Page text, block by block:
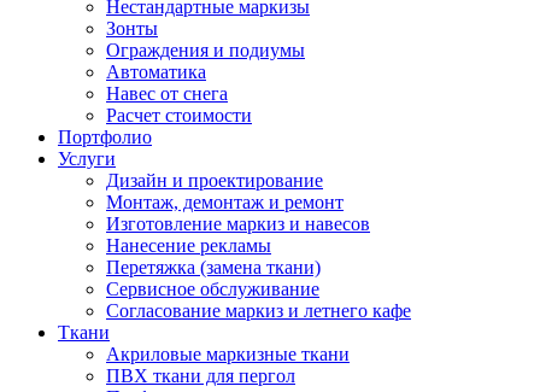
Нестандартные маркизы
Зонты
Ограждения и подиумы
Автоматика
Навес от снега
Расчет стоимости
Портфолио
Услуги
Дизайн и проектирование
Монтаж, демонтаж и ремонт
Изготовление маркиз и навесов
Нанесение рекламы
Перетяжка (замена ткани)
Сервисное обслуживание
Согласование маркиз и летнего кафе
Ткани
Акриловые маркизные ткани
ПВХ ткани для пергол